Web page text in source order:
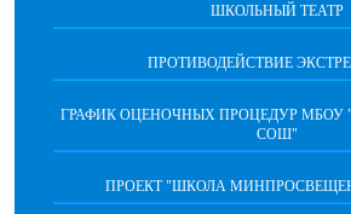
ШКОЛЬНЫЙ ТЕАТР
ПРОТИВОДЕЙСТВИЕ
ГРАФИК ОЦЕНОЧНЫХ ПРОЦЕДУР МБОУ
СОШ"
ПРОЕКТ "ШКОЛА